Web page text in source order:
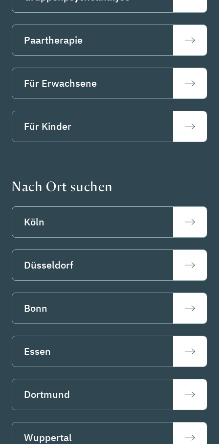
Paartherapie
Für Erwachsene
Für Kinder
Nach Ort suchen
Köln
Düsseldorf
Bonn
Essen
Dortmund
Wuppertal